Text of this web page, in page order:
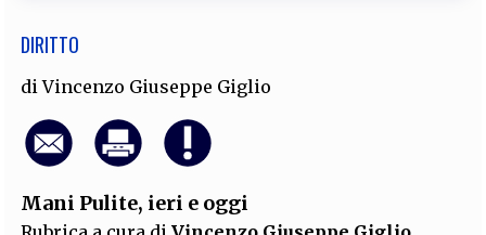
DIRITTO
diVincenzo Giuseppe Giglio
Mani Pulite, ieri e oggi